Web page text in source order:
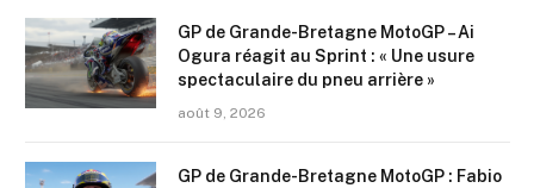
GP de Grande-Bretagne MotoGP – Ai
Ogura réagit au Sprint : « Une usure
spectaculaire du pneu arrière »
août 9, 2026
GP de Grande-Bretagne MotoGP : Fabio